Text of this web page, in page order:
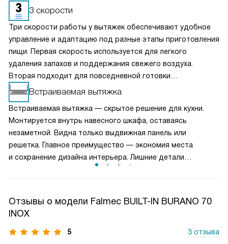
3 скорости
Три скорости работы у вытяжек обеспечивают удобное
управление и адаптацию под разные этапы приготовления
пищи. Первая скорость используется для легкого
удаления запахов и поддержания свежего воздуха.
Вторая подходит для повседневной готовки
и стабильного отвода пара. Третья, максимальная,
включается при интенсивной жарке или кипячении. Такой
выбор режимов позволяет эффективно очищать воздух,
контролировать уровень шума и рационально
расходовать электроэнергию, создавая комфортные
условия на кухне.
Встраиваемая вытяжка
Встраиваемая вытяжка — скрытое решение для кухни.
Монтируется внутрь навесного шкафа, оставаясь
незаметной. Видна только выдвижная панель или
решетка. Главное преимущество — экономия места
и сохранение дизайна интерьера. Лишние детали
не уступает купольным моделям. Жироулавливающие
фильтры легкодоступны для чистки.
Отзывы о модели Falmec BUILT-IN BURANO 70
INOX
5 3 отзыва